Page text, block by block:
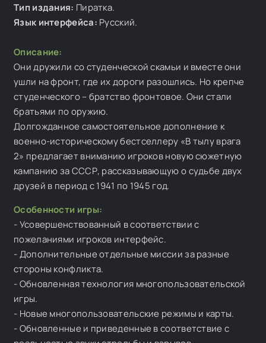
Тип издания: Пиратка.
Язык интерфейса: Русский.
Описание:
Они дружили со студенческой скамьи и вместе они
ушли на фронт, где их дороги разошлись. Но крепче
студенческого – братство фронтовое. Они стали
братьями по оружию.
Долгожданное самостоятельное дополнение к
военно-историческому бестселлеру «В тылу врага
2» предлагает вниманию игроков новую сюжетную
кампанию за СССР, рассказывающую о судьбе двух
друзей в период с 1941 по 1945 год.
Особенности игры:
- Усовершенствованный в соответствии с
пожеланиями игроков интерфейс.
- Дополнительные отдельные миссии за разные
стороны конфликта.
- Обновленная технология многопользовательской
игры.
- Новые многопользовательские режимы и карты.
- Обновленные и приведенные в соответствие с